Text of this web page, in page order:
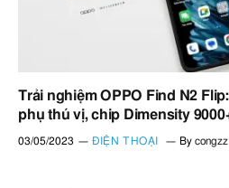
Trải nghiệm OPPO Find N2
phụ thú vị, chip Dimensity
03/05/2023 ĐIỆN THOẠI By congzz